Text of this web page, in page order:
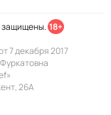
защищены. 18+
7 декабря 2017
26А